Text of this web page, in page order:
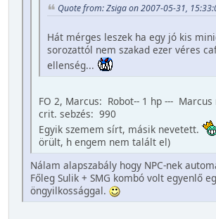
Quote from: Zsiga on 2007-05-31,
Hát mérges leszek ha egy jó kis
sorozattól nem szakad ezer véres
ellenség...
FO 2, Marcus: Robot-- 1 hp --- Marcus
crit. sebzés: 990
Egyik szemem sírt, másik nevetett.
örült, h engem nem talált el)
Nálam alapszabály hogy NPC-nek
Főleg Sulik + SMG kombó volt egyenlő
öngyilkossággal.